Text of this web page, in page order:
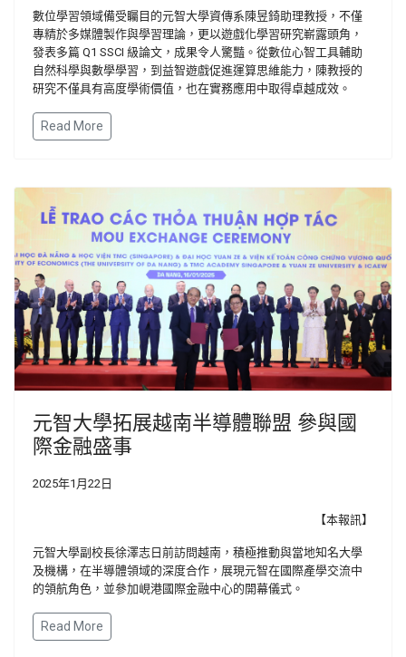
數位學習領域備受矚目的元智大學資傳系陳昱錡助理教授，不僅
專精於多媒體製作與學習理論，更以遊戲化學習研究嶄露頭角，
發表多篇 Q1 SSCI 級論文，成果令人驚豔。從數位心智工具輔助
自然科學與數學學習，到益智遊戲促進運算思維能力，陳教授的
研究不僅具有高度學術價值，也在實務應用中取得卓越成效。
Read More
元智大學拓展越南半導體聯盟 參與國
際金融盛事
2025年1月22日
【本報訊】
元智大學副校長徐澤志日前訪問越南，積極推動與當地知名大學
及機構，在半導體領域的深度合作，展現元智在國際產學交流中
的領航角色，並參加峴港國際金融中心的開幕儀式。
Read More